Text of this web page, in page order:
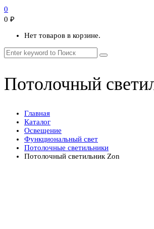
0
0 ₽
Нет товаров в корзине.
Потолочный
Главная
Каталог
Освещение
Функциональный свет
Потолочные светильники
Потолочный светильник Zon